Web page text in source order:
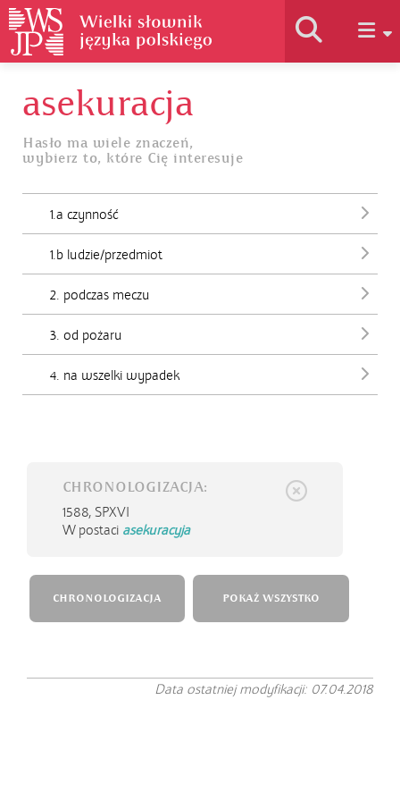
Historia słownika
Jak korzystać
asekuracja
Hasło ma wiele znaczeń,
wybierz to, które Cię interesuje
1.a czynność
1.b ludzie/przedmiot
2. podczas meczu
3. od pożaru
4. na wszelki wypadek
CHRONOLOGIZACJA:
1588, SPXVI
W postaci asekuracyja
CHRONOLOGIZACJA POKAŻ WSZYSTKO
Data ostatniej modyfikacji: 07.04.2018